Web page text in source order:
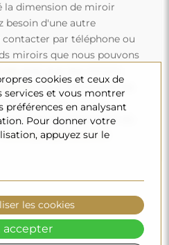
la dimension de miroir
besoin d'une autre
par téléphone ou
miroirs que nous pouvons
cm . Nous fabriquons les
Nous vous
accompagnée du
boutique@alfaram.fr.
cookies et ceux de
et vous montrer
préférences en analysant
Pour donner votre
appuyez sur le
les cookies
accepter